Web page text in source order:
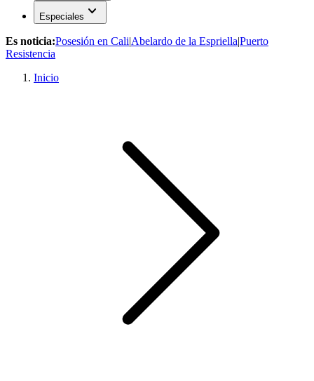
Especiales expand_more
Es noticia:Posesión en Cali|Abelardo de la Espriella|Puerto
Resistencia
Inicio